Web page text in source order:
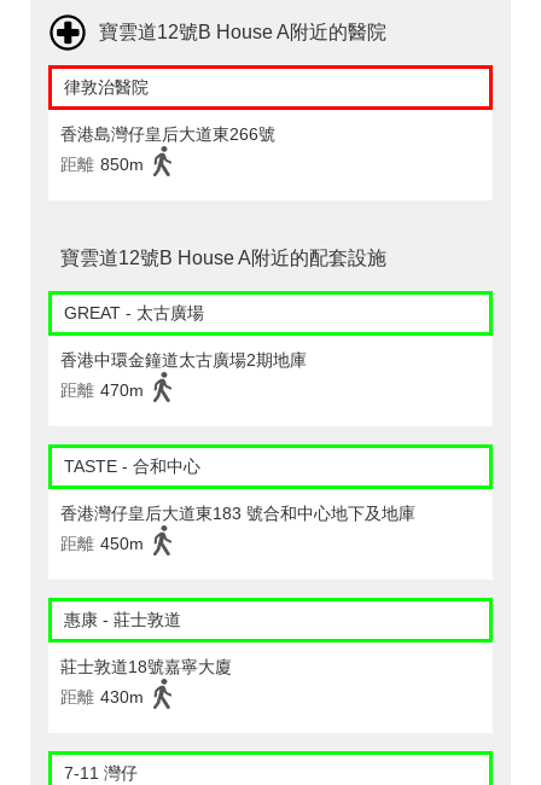
寶雲道12號B House A附近的醫院
律敦治醫院
香港島灣仔皇后大道東266號
距離 850m
寶雲道12號B House A附近的配套設施
GREAT - 太古廣場
香港中環金鐘道太古廣場2期地庫
距離 470m
TASTE - 合和中心
香港灣仔皇后大道東183 號合和中心地下及地庫
距離 450m
惠康 - 莊士敦道
莊士敦道18號嘉寧大廈
距離 430m
7-11 灣仔